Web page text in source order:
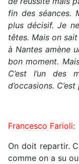
fin des séances.
plus décisif. Je
têtes. Mais on
à Nantes amène
bon moment.
C’est l’un des
d’occasions.
Francesco Farioli:
On doit repartir.
comme on a su